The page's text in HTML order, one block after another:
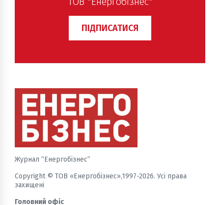
ПІДПИСАТИСЯ
Журнал “Енергобізнес”
Copyright © ТОВ «Енергобізнес»,1997-2026. Усі права
захищені
Головний офіс